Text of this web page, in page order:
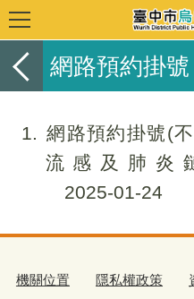
網路預約掛號
1
網路預約掛號(不
流感及肺炎
2025-01-24
機關位置 隱私權政策